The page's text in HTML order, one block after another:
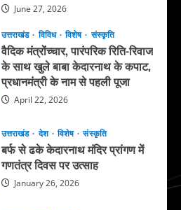
June 27, 2026
उत्तराखंड विविध विशेष संस्कृति
वैदिक मंत्रोंच्चार, पारंपरिक रिति-रिवाज
के साथ खुले बाबा केदारनाथ के कपाट,
प्रधानमंत्री के नाम से पहली पूजा
April 22, 2026
उत्तराखंड देश विशेष संस्कृति
बर्फ से ढके केदारनाथ मंदिर प्रांगण में
गणतंत्र दिवस पर उत्साह
January 26, 2026